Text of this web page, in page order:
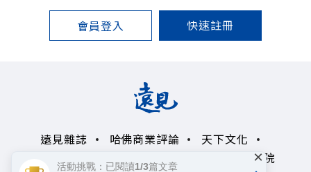
會員登入 快速註冊
遠見雜誌 哈佛商業評論
天下文化
未來親子學習平台
50+ 領導影響力學院
活動挑戰：已閱讀1/3篇文章 ×